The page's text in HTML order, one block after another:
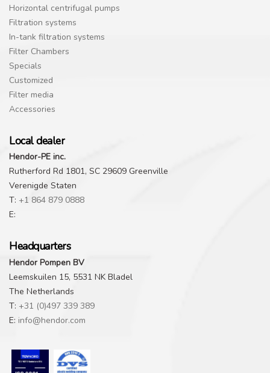
Horizontal centrifugal pumps
Filtration systems
In-tank filtration systems
Filter Chambers
Specials
Customized
Filter media
Accessories
Local dealer
Hendor-PE inc.
Rutherford Rd 1801, SC 29609 Greenville
Verenigde Staten
T: +1 864 879 0888
E:
Headquarters
Hendor Pompen BV
Leemskuilen 15, 5531 NK Bladel
The Netherlands
T: +31 (0)497 339 389
E: info@hendor.com